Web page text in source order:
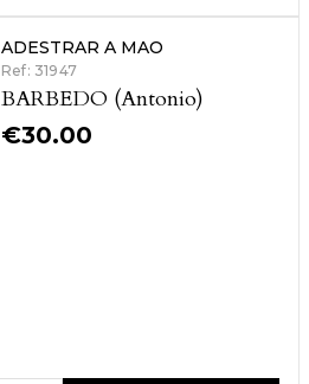
ADESTRAR A MAO
Ref: 31947
BARBEDO (Antonio)
€30.00